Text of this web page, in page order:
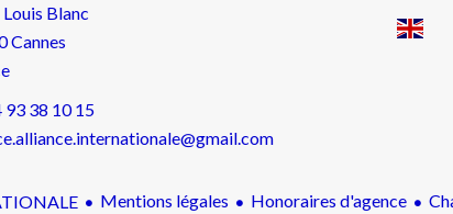
Louis Blanc
Cannes
93 38 10 15
Mentions légales Honoraires d'agence